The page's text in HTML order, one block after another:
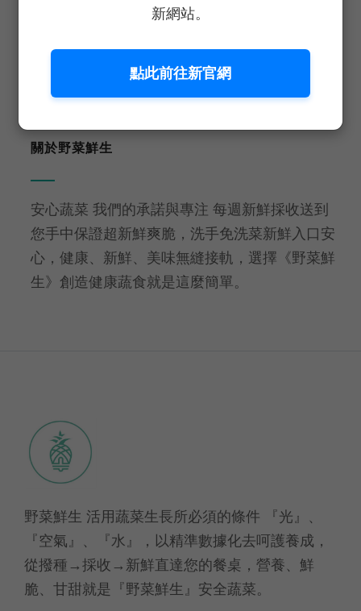
新網站。
點此前往新官網
免洗即食
關於野菜鮮生
安心蔬菜 我們的承諾與專注 每週新鮮採收送到
您手中保證超新鮮爽脆，洗手免洗菜新鮮入口安
心，健康、新鮮、美味無縫接軌，選擇《野菜鮮
生》創造健康蔬食就是這麼簡單。
野菜鮮生 活用蔬菜生長所必須的條件 『光』、
『空氣』、『水』，以精準數據化去呵護養成，
從撥種→採收→新鮮直達您的餐桌，營養、鮮
脆、甘甜就是『野菜鮮生』安全蔬菜。